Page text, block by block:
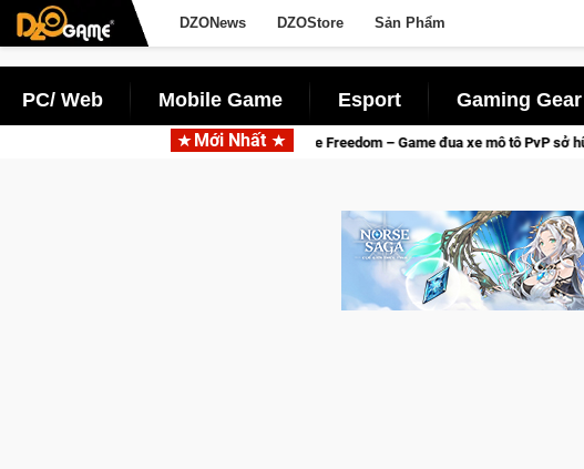
DZONews DZOStore Sản Phẩm
PC/ Web Mobile Game Esport Gaming Gear
Mới Nhất
Trial Xtreme Freedom – Game đua xe mô tô PvP sở hữu vật lý siêu thực